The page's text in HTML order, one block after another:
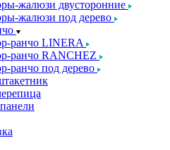
жалюзи двусторонние
жалюзи под дерево
ранчо LINERA
ранчо RANCHEZ
ранчо под дерево